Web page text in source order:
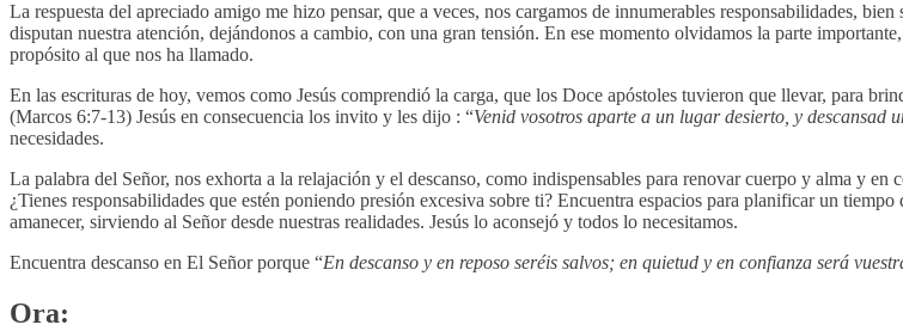
La respuesta del apreciado amigo me hizo pensar, que a veces, nos cargamos de innumerables responsabilidades,
disputan nuestra atención, dejándonos a cambio, con una gran tensión. En ese momento olvidamos la parte
propósito al que nos ha llamado.
En las escrituras de hoy, vemos como Jesús comprendió la carga, que los Doce apóstoles tuvieron que llevar, para
(Marcos 6:7-13) Jesús en consecuencia los invito y les dijo : “Venid vosotros aparte a un lugar desierto, y descansad
necesidades.
La palabra del Señor, nos exhorta a la relajación y el descanso, como indispensables para renovar cuerpo y alma y
¿Tienes responsabilidades que estén poniendo presión excesiva sobre ti? Encuentra espacios para planificar un
amanecer, sirviendo al Señor desde nuestras realidades. Jesús lo aconsejó y todos lo necesitamos.
Encuentra descanso en El Señor porque “En descanso y en reposo seréis salvos; en quietud y en confianza será
Ora: